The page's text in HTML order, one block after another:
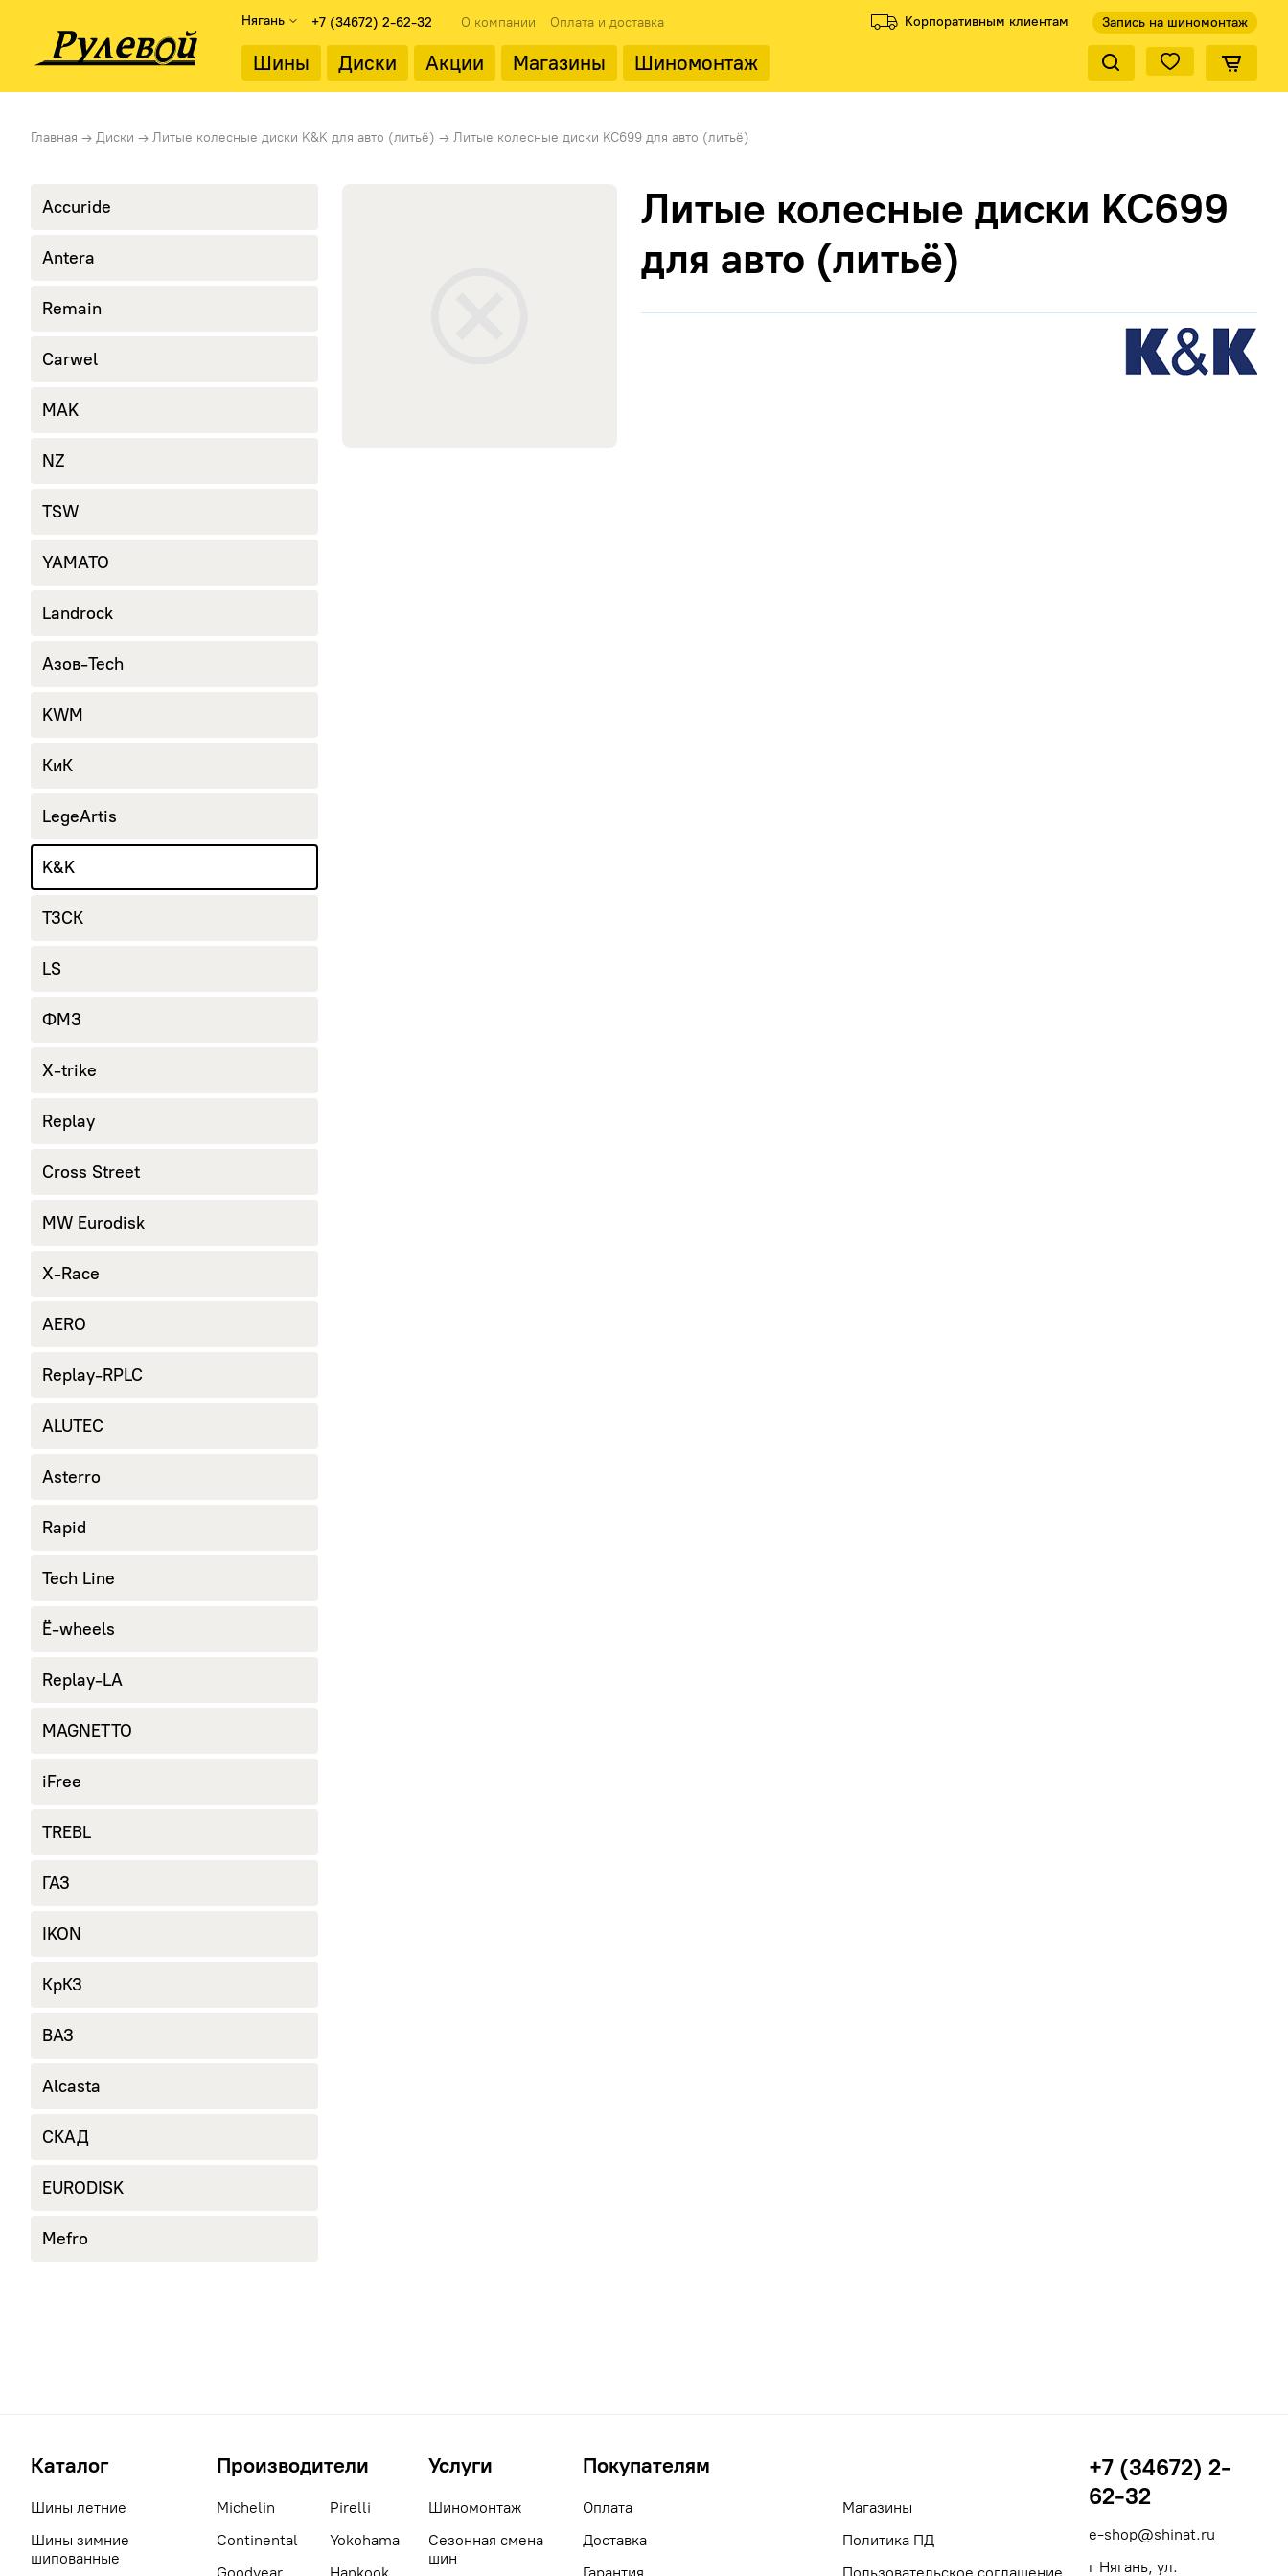
Нягань +7 (34672) 2-62-32 О компании Оплата и доставка Корпоративным клиентам Запись на шиномонтаж
Шины Диски
Каталог дисков
Тип диска
Стальные диски
Акции Магазины Шиномонтаж
Найти Закрыть
Главная → Диски → Литые колесные диски K&K для авто (литьё) → Литые колесные диски KC699 для авто (литьё)
Accuride
Antera
Remain
Carwel
MAK
NZ
TSW
YAMATO
Landrock
Азов-Tech
KWM
КиК
LegeArtis
K&K
ТЗСК
LS
ФМЗ
X-trike
Replay
Cross Street
MW Eurodisk
X-Race
AERO
Replay-RPLC
ALUTEC
Asterro
Rapid
Tech Line
Ё-wheels
Replay-LA
MAGNETTO
iFree
TREBL
ГАЗ
IKON
КрКЗ
ВАЗ
Alcasta
СКАД
EURODISK
Mefro
Литые колесные диски KC699
для авто (литьё)
Каталог
Шины летние
Шины зимние
шипованные
Производители
Michelin
Continental
Pirelli
Yokohama
Услуги
Шиномонтаж
Сезонная смена
шин
Покупателям
Оплата
Доставка
Магазины
Политика ПД
+7 (34672) 2-
62-32
e-shop@shinat.ru
г Нягань, ул.